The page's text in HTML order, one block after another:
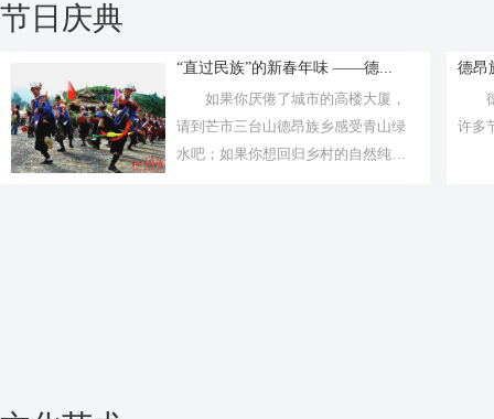
节日庆典
“直过民族”的新春年味 ——德...
如果你厌倦了城市的高楼大厦，
请到芒市三台山德昂族乡感受青山绿
水吧；如果你想回归乡村的自然纯
德昂
许多